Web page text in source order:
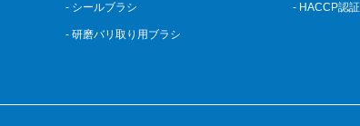
- シールブラシ
- 研磨バリ取り用ブラシ
- HACCP認